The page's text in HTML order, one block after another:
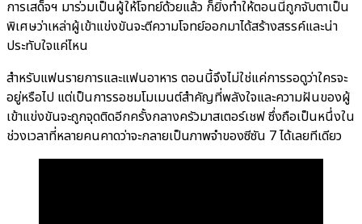
การเสด็จฯ มาร่วมเป็นผู้ให้โจทย์ด้วยแล้ว ก็ยิ่งทำให้ตอนนี้ถูกจับตาเป็น
พิเศษว่าเหล่าผู้เข้าแข่งขันจะตีความโจทย์ออกมาได้สร้างสรรค์และน่า
ประทับใจแค่ไหน
สำหรับแฟนรายการและแฟนอาหาร ตอนนี้จึงไม่ใช่แค่การรอดูว่าใครจะ
อยู่หรือไป แต่เป็นการรอชมโมเมนต์สำคัญที่พลังใจและความฝันของผู้
เข้าแข่งขันจะถูกจุดติดอีกครั้งกลางครัวมาสเตอร์เชฟ ซึ่งถือเป็นหนึ่งใน
ช่วงเวลาที่หลายคนคาดว่าจะกลายเป็นภาพจำของซีซัน 7 ได้เลยทีเดียว